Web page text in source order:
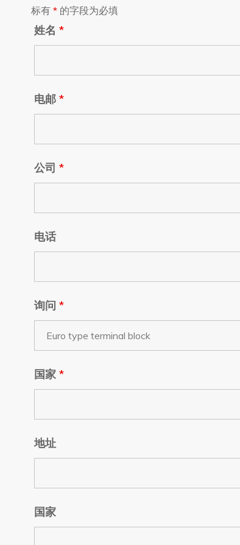
标有 * 的字段为必填
姓名 *
电邮 *
公司 *
电话
询问 *
国家 *
地址
国家